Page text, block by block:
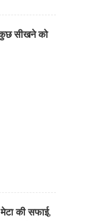
कुछ सीखने को
की सफाई,